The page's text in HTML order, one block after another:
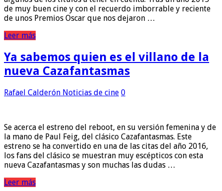
de muy buen cine y con el recuerdo imborrable y reciente
de unos Premios Oscar que nos dejaron …
Leer más
Ya sabemos quien es el villano de la
nueva Cazafantasmas
Rafael Calderón Noticias de cine 0
Se acerca el estreno del reboot, en su versión femenina y de
la mano de Paul Feig, del clásico Cazafantasmas. Este
estreno se ha convertido en una de las citas del año 2016,
los fans del clásico se muestran muy escépticos con esta
nueva Cazafantasmas y son muchas las dudas …
Leer más